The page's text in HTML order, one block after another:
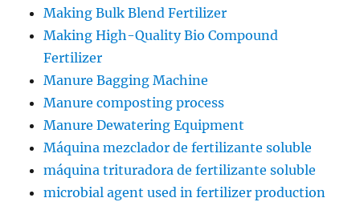
Making Bulk Blend Fertilizer
Making High-Quality Bio Compound
Fertilizer
Manure Bagging Machine
Manure composting process
Manure Dewatering Equipment
Máquina mezclador de fertilizante soluble
máquina trituradora de fertilizante soluble
microbial agent used in fertilizer production